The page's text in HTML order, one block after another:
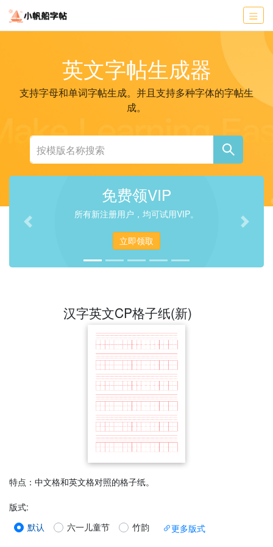
英文字帖生成器
支持字母和单词字帖生成。并且支持多种字体的字帖生
成。
免费领VIP
所有新注册用户，均可试用VIP。
立即领取
Previous Next
汉字英文CP格子纸(新)
特点：中文格和英文格对照的格子纸。
版式:
默认
六一儿童节 竹韵 更多版式